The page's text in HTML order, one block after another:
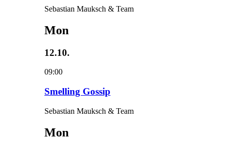
Sebastian Mauksch & Team
Mon
12.10.
09:00
Smelling Gossip
Sebastian Mauksch & Team
Mon